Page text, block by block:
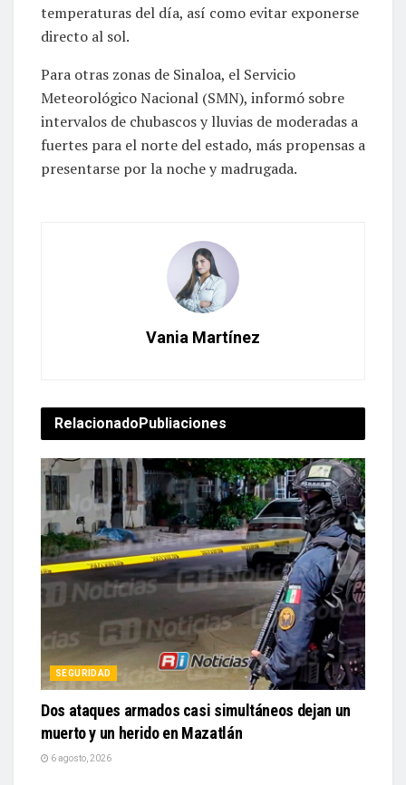
temperaturas del día, así como evitar exponerse
directo al sol.
Para otras zonas de Sinaloa, el Servicio
Meteorológico Nacional (SMN), informó sobre
intervalos de chubascos y lluvias de moderadas a
fuertes para el norte del estado, más propensas a
presentarse por la noche y madrugada.
Vania Martínez
RelacionadoPubliaciones
SEGURIDAD
Dos ataques armados casi simultáneos dejan un
muerto y un herido en Mazatlán
6 agosto, 2026